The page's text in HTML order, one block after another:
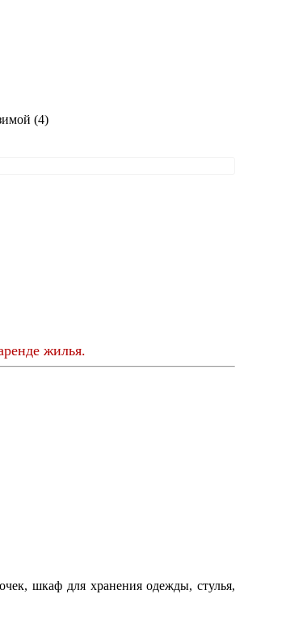
(4)
жилья.
шкаф для хранения одежды, стулья,